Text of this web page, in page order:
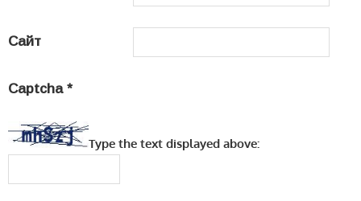
Сайт
Captcha *
Type the text displayed above: